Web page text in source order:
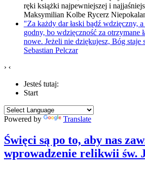
ręki książki najpewniejszej i
Maksymilian Kolbe Rycerz
"Za każdy dar łaski bądź wdzięczny,
godny, bo wdzięczność za otrzymane
nowe. Jeżeli nie dziękujesz, Bóg staje
Sebastian Pelczar
› ‹
Jesteś tutaj:
Start
Powered by Translate
Święci są po to, aby nas
wprowadzenie relikwii św.